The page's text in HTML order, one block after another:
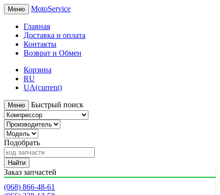
Меню MotoService
Главная
Доставка и оплата
Контакты
Возврат и Обмен
Корзина
RU
UA(current)
Меню Быстрый поиск
Подобрать
Найти
Заказ запчастей
(068) 866-48-61